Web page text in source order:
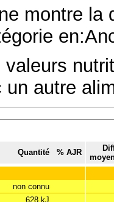
montre
un autre
Quantité % AJR
non connu
628 kJ